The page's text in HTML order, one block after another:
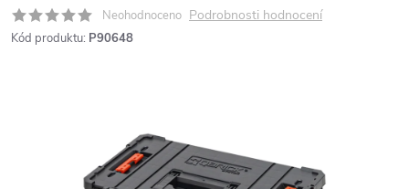
Neohodnoceno Podrobnosti hodnocení
Kód produktu: P90648